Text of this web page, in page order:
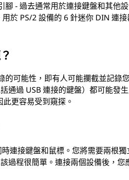
- 過去通常用於連接鍵盤和其他
於 PS/2 設備的 6 針迷你 DIN 連
可能性，即有人可能攔截並記錄
通過 USB 連接的鍵盤）都可能發
更容易受到窺探。
連接鍵盤和鼠標。您將需要兩根
程很簡單。連接兩個設備後，您